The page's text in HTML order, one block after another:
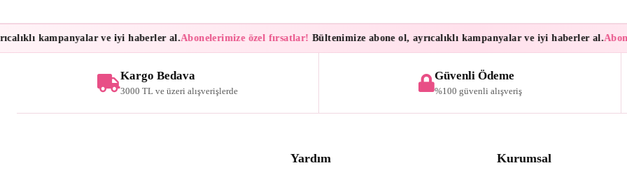
kampanyalar ve iyi haberler al. Abonelerimize özel fırsatlar!Bültenimize abone ol, ayrıcalıklı kampanyalar ve iyi haberler al.
Kargo Bedava
3000 TL ve üzeri alışverişlerde
Güvenli Ödeme
%100 güvenli alışveriş
Yardım Kurumsal